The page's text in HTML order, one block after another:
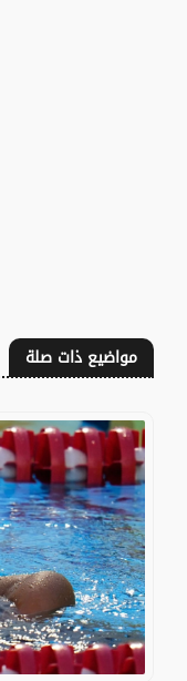
مواضيع ذات صلة